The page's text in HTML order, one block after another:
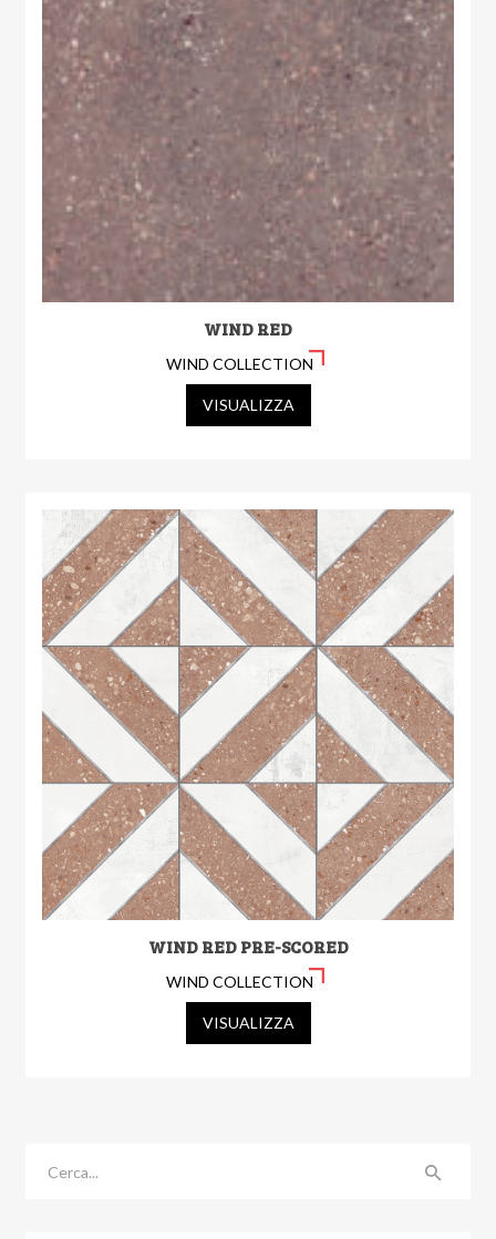
WIND RED
WIND COLLECTION
VISUALIZZA
WIND RED PRE-SCORED
WIND COLLECTION
VISUALIZZA